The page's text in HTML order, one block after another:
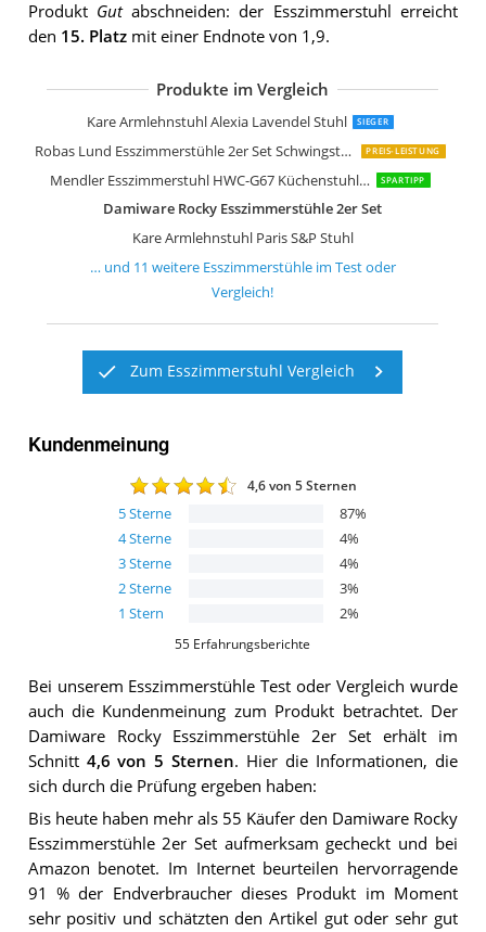
Produkt Gutabschneiden: der Esszimmerstuhl erreicht
den 15. Platzmit einer Endnote von 1,9.
Produkte im Vergleich
Kare Armlehnstuhl Alexia Lavendel Stuhl SIEGER
Robas Lund Esszimmerstühle 2er Set Schwingstuhl Petrol PREIS-LEISTUNG
Mendler Esszimmerstuhl HWC-G67 Küchenstuhl Stuhl SPARTIPP
Damiware Rocky Esszimmerstühle 2er Set
Kare Armlehnstuhl Paris S&P Stuhl
Kare Design Armlehnstuhl Cheerio
Kare Armlehnstuhl Monaco Nougat
Kare Design Stuhl Ko Lanta 2er Set
B&D home Esszimmerstuhl drehbar
Kare Design Stuhl Lara 2er Set
AC Design Furniture Trine
… und 11 weitere Esszimmerstühleim Test oder
Vergleich!
Zum Esszimmerstuhl Vergleich
Kundenmeinung
4,6von 5 Sternen
5Sterne 87%
4Sterne 4%
3Sterne 4%
2Sterne 3%
1 Stern 2%
55 Erfahrungsberichte
Bei unserem Esszimmerstühle Test oder Vergleich wurde
auch die Kundenmeinung zum Produkt betrachtet. Der
Damiware Rocky Esszimmerstühle 2er Set erhält im
Schnitt 4,6 von 5 Sternen. Hier die Informationen, die
sich durch die Prüfung ergeben haben:
Bis heute haben mehr als 55 Käufer den Damiware Rocky
Esszimmerstühle 2er Set aufmerksam gecheckt und bei
Amazon benotet. Im Internet beurteilen hervorragende
91 % der Endverbraucher dieses Produkt im Moment
sehr positiv und schätzten den Artikel gut oder sehr gut